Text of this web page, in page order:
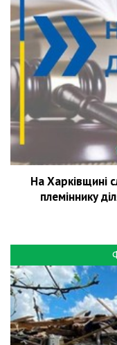
На Харківщині
племіннику